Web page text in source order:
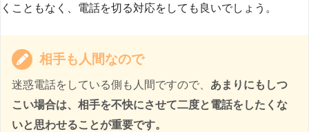
くこともなく、電話を切る対応をしても良いでしょう。
相手も人間なので
迷惑電話をしている側も人間ですので、 あまりにもしつ
こい場合は、相手を不快にさせて二度と電話をしたくな
いと思わせることが重要です。